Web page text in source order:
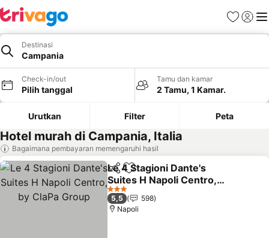
FavoritLogin
Destinasi
Campania
Check-in/out
Pilih tanggal
Tamu dan kamar
2 Tamu, 1 Kamar.
Urutkan Filter Peta
Hotel murah di Campania, Italia
Bagaimana pembayaran memengaruhi hasil
BagikanTambahkan ke favorit
Le 4 Stagioni Dante's
Suites H Napoli Centro,
by ClaPa Group
3 Bintang
5,5
598
Napoli